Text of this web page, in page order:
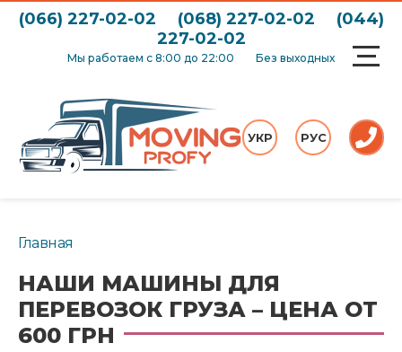
(066) 227-02-02 (068) 227-02-02
(044)
227-02-02
Мы работаем с 8:00 до 22:00 Без выходных
УКР РУС
Главная
НАШИ МАШИНЫ ДЛЯ
ПЕРЕВОЗОК ГРУЗА – ЦЕНА ОТ
600 ГРН